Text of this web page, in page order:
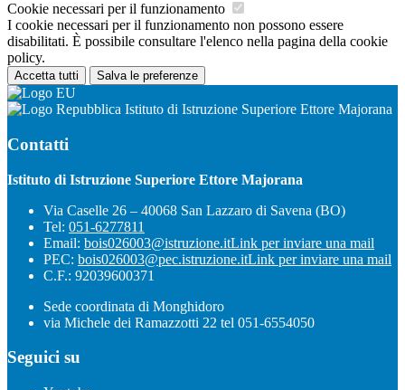
Cookie necessari per il funzionamento
I cookie necessari per il funzionamento non possono essere
disabilitati. È possibile consultare l'elenco nella pagina della cookie
policy.
Accetta tutti Salva le preferenze
Istituto di Istruzione Superiore Ettore Majorana
Contatti
Istituto di Istruzione Superiore Ettore Majorana
Via Caselle 26 – 40068 San Lazzaro di Savena (BO)
Tel: 051-6277811
Email: bois026003@istruzione.itLink per inviare una mail
PEC: bois026003@pec.istruzione.itLink per inviare una mail
C.F.: 92039600371
Sede coordinata di Monghidoro
via Michele dei Ramazzotti 22 tel 051-6554050
Seguici su